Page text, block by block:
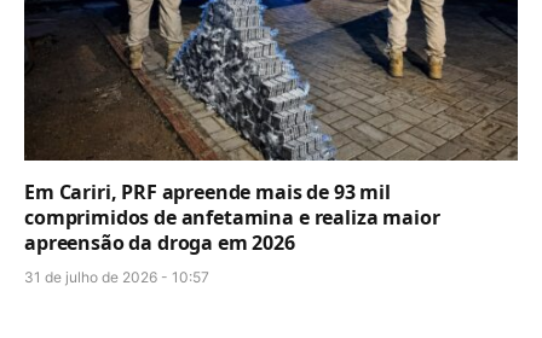
Em Cariri, PRF apreende mais de 93 mil
comprimidos de anfetamina e realiza maior
apreensão da droga em 2026
31 de julho de 2026 - 10:57